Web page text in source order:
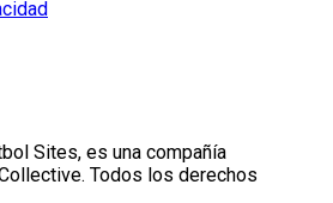
Sites, es una compañía
Todos los derechos